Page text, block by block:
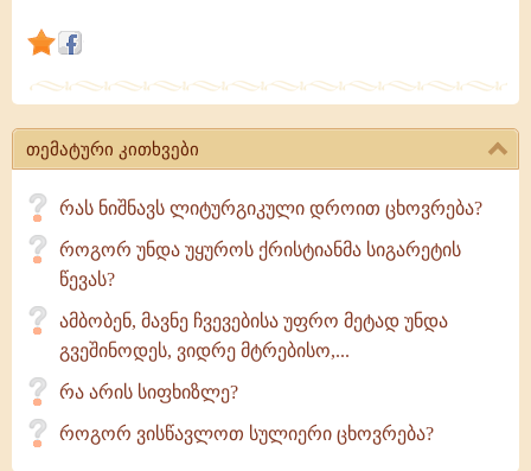
გადავდოთ
სულიერი
ცხოვრების
დაწყება?
თემატური კითხვები
რას ნიშნავს ლიტურგიკული დროით ცხოვრება?
როგორ უნდა უყუროს ქრისტიანმა სიგარეტის
წევას?
ამბობენ, მავნე ჩვევებისა უფრო მეტად უნდა
გვეშინოდეს, ვიდრე მტრებისო,...
რა არის სიფხიზლე?
როგორ ვისწავლოთ სულიერი ცხოვრება?